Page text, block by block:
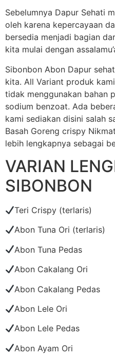
Sebelumnya Dapur Sehati
oleh karena kepercayaan
bersedia menjadi bagian
kita mulai dengan
Sibonbon Abon Dapur
kita. All Variant produk
tidak menggunakan bahan
sodium benzoat. Ada
kami sediakan disini salah
Basah Goreng crispy
lebih lengkapnya sebagai
VARIAN
SIBONBON
Teri Crispy (terlaris)
Abon Tuna Ori (terlaris)
Abon Tuna Pedas
Abon Cakalang Ori
Abon Cakalang Pedas
Abon Lele Ori
Abon Lele Pedas
Abon Ayam Ori